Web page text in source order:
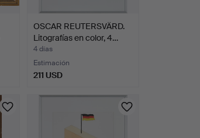
OSCAR REUTERSVÄRD.
Litografías en color, 4…
4 días
Estimación
211 USD